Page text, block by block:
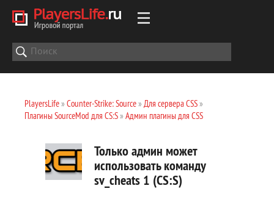
PlayersLife» Counter-Strike: Source» Для сервера CSS»
Плагины SourceMod для CS:S» Админ плагины для CSS
Только админ может
использовать команду
sv_cheats 1 (CS:S)